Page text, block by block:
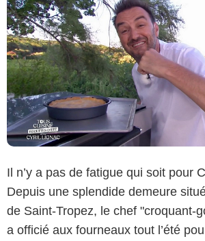
Il n’y a pas de fatigue qui soit pour
Depuis une splendide demeure
de Saint-Tropez, le chef "croquant-
a officié aux fourneaux tout l’été